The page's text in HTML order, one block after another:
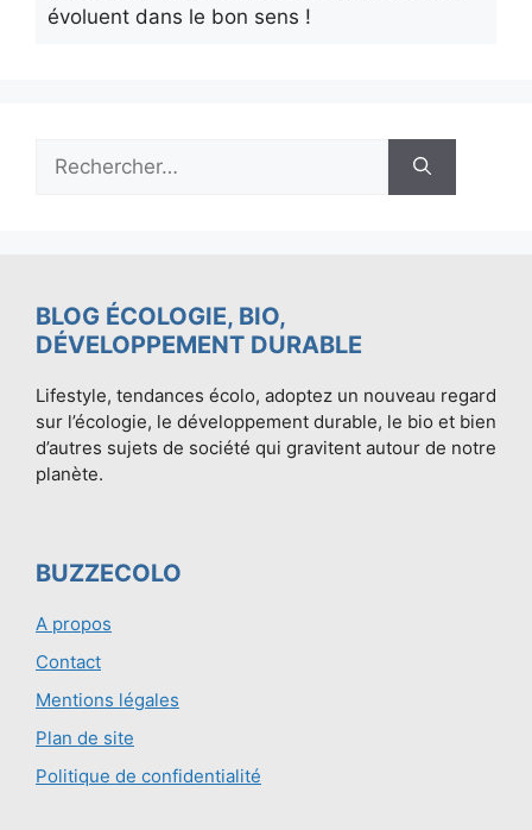
évoluent dans le bon sens !
BLOG ÉCOLOGIE, BIO,
DÉVELOPPEMENT DURABLE
Lifestyle, tendances écolo, adoptez un nouveau regard
sur l’écologie, le développement durable, le bio et bien
d’autres sujets de société qui gravitent autour de notre
planète.
BUZZECOLO
A propos
Contact
Mentions légales
Plan de site
Politique de confidentialité